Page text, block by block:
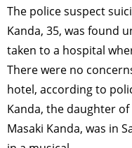
The police suspect
Kanda, 35, was found
taken to a hospital
There were no
hotel, according to
Kanda, the daughter
Masaki Kanda, was in